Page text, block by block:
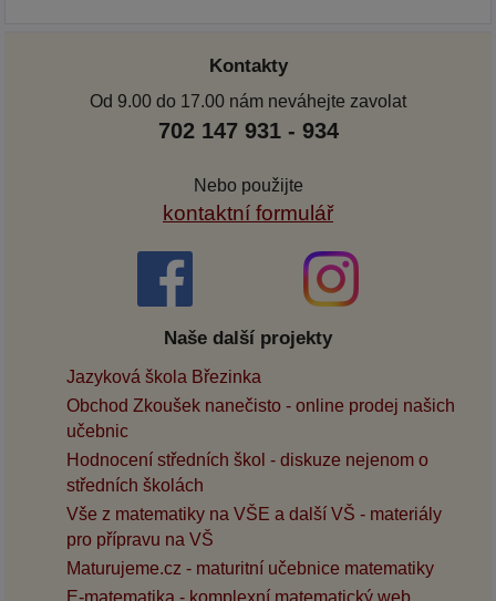
Kontakty
Od 9.00 do 17.00 nám neváhejte zavolat
702 147 931 - 934
Nebo použijte
kontaktní formulář
Naše další projekty
Jazyková škola Březinka
Obchod Zkoušek nanečisto - online prodej našich
učebnic
Hodnocení středních škol - diskuze nejenom o
středních školách
Vše z matematiky na VŠE a další VŠ - materiály
pro přípravu na VŠ
Maturujeme.cz - maturitní učebnice matematiky